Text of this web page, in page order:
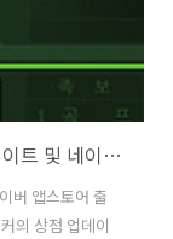
웹보드 게임 한게임 모바일 포커, 상점 업데이트 및 네이버 앱스토어 출시 이벤트
버 앱스토어 출
의 상점 업데이